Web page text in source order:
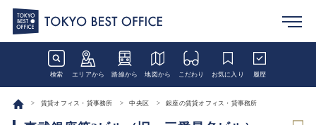
検索 エリアから 路線から 地図から こだわり お気に入り 履歴
賃貸オフィス・貸事務所 中央区 銀座の賃貸オフィス・貸事務所